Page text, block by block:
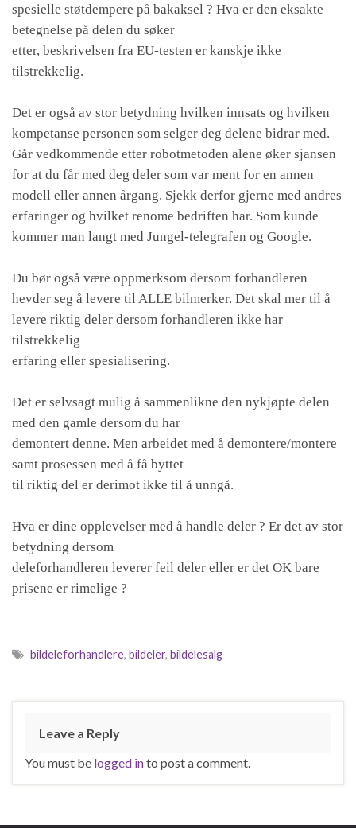
spesielle støtdempere på bakaksel ? Hva er den eksakte
betegnelse på delen du søker
etter, beskrivelsen fra EU-testen er kanskje ikke
tilstrekkelig.
Det er også av stor betydning hvilken innsats og hvilken
kompetanse personen som selger deg delene bidrar med.
Går vedkommende etter robotmetoden alene øker sjansen
for at du får med deg deler som var ment for en annen
modell eller annen årgang. Sjekk derfor gjerne med andres
erfaringer og hvilket renome bedriften har. Som kunde
kommer man langt med Jungel-telegrafen og Google.
Du bør også være oppmerksom dersom forhandleren
hevder seg å levere til ALLE bilmerker. Det skal mer til å
levere riktig deler dersom forhandleren ikke har
tilstrekkelig
erfaring eller spesialisering.
Det er selvsagt mulig å sammenlikne den nykjøpte delen
med den gamle dersom du har
demontert denne. Men arbeidet med å demontere/montere
samt prosessen med å få byttet
til riktig del er derimot ikke til å unngå.
Hva er dine opplevelser med å handle deler ? Er det av stor
betydning dersom
deleforhandleren leverer feil deler eller er det OK bare
prisene er rimelige ?
bildeleforhandlere, bildeler, bildelesalg
Leave a Reply
You must be logged into post a comment.